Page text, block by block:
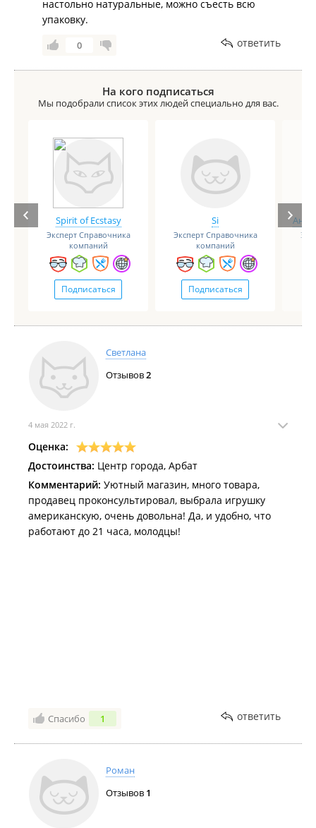
настольно натуральные, можно съесть всю
упаковку.
0 ответить
На кого подписаться
Мы подобрали список этих людей специально для вас.
Spirit of Ecstasy
Эксперт Справочника
компаний
Подписаться
Si
Эксперт Справочника
компаний
Подписаться
Светлана
Отзывов2
4 мая 2022 г.
Оценка:
Достоинства: Центр города, Арбат
Комментарий: Уютный магазин, много товара,
продавец проконсультировал, выбрала игрушку
американскую, очень довольна! Да, и удобно, что
работают до 21 часа, молодцы!
Спасибо 1 ответить
Роман
Отзывов 1